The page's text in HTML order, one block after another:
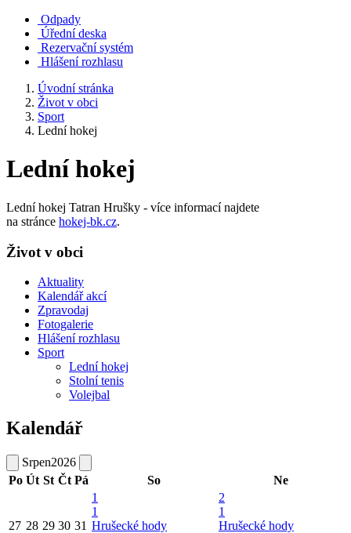
Odpady
Úřední deska
Rezervační systém
Hlášení rozhlasu
Úvodní stránka
Život v obci
Sport
Lední hokej
Lední hokej
Lední hokej Tatran Hrušky - více informací najdete
na stránce hokej-bk.cz.
Život v obci
Aktuality
Kalendář akcí
Zpravodaj
Fotogalerie
Hlášení rozhlasu
Sport
Lední hokej
Stolní tenis
Volejbal
Kalendář
Srpen2026
Po Út St Čt Pá So Ne
27 28 29 30 31
1
1
Hrušecké hody
2
1
Hrušecké hody